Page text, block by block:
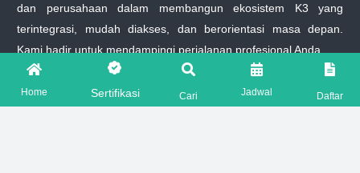
dan perusahaan dalam membangun ekosistem K3 yang
terintegrasi, mudah diakses, dan berorientasi masa depan.
Kami hadir untuk mendampingi perjalanan profesional Anda.
PARTNER WITH US
Home Sertifikasi Cari Jadwal Daftar